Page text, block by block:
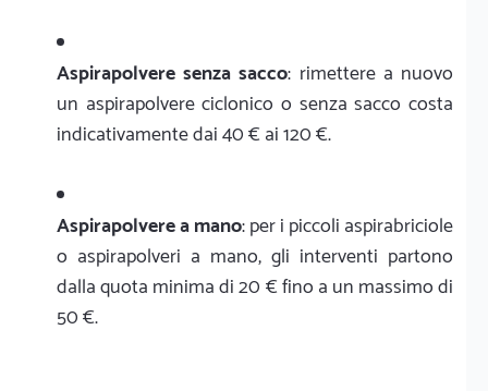
Aspirapolvere senza sacco: rimettere a nuovo
un aspirapolvere ciclonico o senza sacco costa
indicativamente dai 40 € ai 120 €.
Aspirapolvere a mano: per i piccoli aspirabriciole
o aspirapolveri a mano, gli interventi partono
dalla quota minima di 20 € fino a un massimo di
50 €.